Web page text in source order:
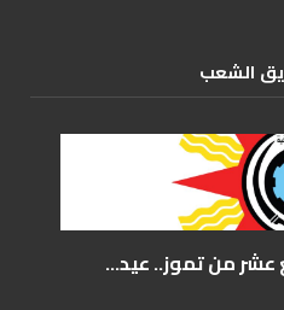
الشعب
عشر من تموز.. عيد...